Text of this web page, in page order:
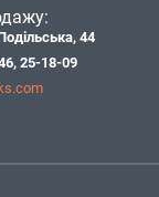
44
, 25-18-09